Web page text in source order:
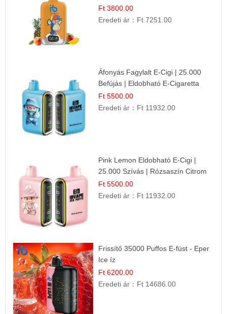
Gyümölcs Íz
Ft 3800.00
Eredeti ár： Ft 7251.00
Áfonyás Fagylalt E-Cigi | 25.000
Befújás | Eldobható E-Cigaretta
Ft 5500.00
Eredeti ár： Ft 11932.00
Pink Lemon Eldobható E-Cigi |
25.000 Szívás | Rózsaszín Citrom
Íz
Ft 5500.00
Eredeti ár： Ft 11932.00
Frissítő 35000 Puffos E-füst - Eper
Ice íz
Ft 6200.00
Eredeti ár： Ft 14686.00